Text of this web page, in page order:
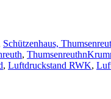
Schützenhaus,
,
, Luftdruckstand RWK,